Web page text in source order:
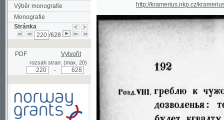
Monografie
Stránka
/628
PDF Vytvořit
rozsah stran: (max. 20)
Podpořeno grantem z Norska